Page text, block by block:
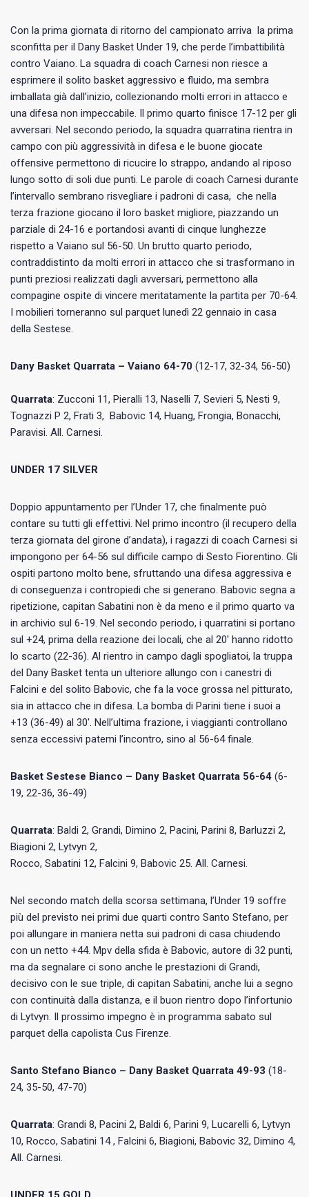
Con la prima giornata di ritorno del campionato arriva la prima
sconfitta per il Dany Basket Under 19, che perde l’imbattibilità
contro Vaiano. La squadra di coach Carnesi non riesce a
esprimere il solito basket aggressivo e fluido, ma sembra
imballata già dall’inizio, collezionando molti errori in attacco e
una difesa non impeccabile. Il primo quarto finisce 17-12 per gli
avversari. Nel secondo periodo, la squadra quarratina rientra in
campo con più aggressività in difesa e le buone giocate
offensive permettono di ricucire lo strappo, andando al riposo
lungo sotto di soli due punti. Le parole di coach Carnesi durante
l’intervallo sembrano risvegliare i padroni di casa, che nella
terza frazione giocano il loro basket migliore, piazzando un
parziale di 24-16 e portandosi avanti di cinque lunghezze
rispetto a Vaiano sul 56-50. Un brutto quarto periodo,
contraddistinto da molti errori in attacco che si trasformano in
punti preziosi realizzati dagli avversari, permettono alla
compagine ospite di vincere meritatamente la partita per 70-64.
I mobilieri torneranno sul parquet lunedì 22 gennaio in casa
della Sestese.
Dany Basket Quarrata – Vaiano 64-70 (12-17, 32-34, 56-50)
Quarrata: Zucconi 11, Pieralli 13, Naselli 7, Sevieri 5, Nesti 9,
Tognazzi P 2, Frati 3, Babovic 14, Huang, Frongia, Bonacchi,
Paravisi. All. Carnesi.
UNDER 17 SILVER
Doppio appuntamento per l’Under 17, che finalmente può
contare su tutti gli effettivi. Nel primo incontro (il recupero della
terza giornata del girone d’andata), i ragazzi di coach Carnesi si
impongono per 64-56 sul difficile campo di Sesto Fiorentino. Gli
ospiti partono molto bene, sfruttando una difesa aggressiva e
di conseguenza i contropiedi che si generano. Babovic segna a
ripetizione, capitan Sabatini non è da meno e il primo quarto va
in archivio sul 6-19. Nel secondo periodo, i quarratini si portano
sul +24, prima della reazione dei locali, che al 20′ hanno ridotto
lo scarto (22-36). Al rientro in campo dagli spogliatoi, la truppa
del Dany Basket tenta un ulteriore allungo con i canestri di
Falcini e del solito Babovic, che fa la voce grossa nel pitturato,
sia in attacco che in difesa. La bomba di Parini tiene i suoi a
+13 (36-49) al 30′. Nell’ultima frazione, i viaggianti controllano
senza eccessivi patemi l’incontro, sino al 56-64 finale.
Basket Sestese Bianco – Dany Basket Quarrata 56-64 (6-
19, 22-36, 36-49)
Quarrata: Baldi 2, Grandi, Dimino 2, Pacini, Parini 8, Barluzzi 2,
Biagioni 2, Lytvyn 2,
Rocco, Sabatini 12, Falcini 9, Babovic 25. All. Carnesi.
Nel secondo match della scorsa settimana, l’Under 19 soffre
più del previsto nei primi due quarti contro Santo Stefano, per
poi allungare in maniera netta sui padroni di casa chiudendo
con un netto +44. Mpv della sfida è Babovic, autore di 32 punti,
ma da segnalare ci sono anche le prestazioni di Grandi,
decisivo con le sue triple, di capitan Sabatini, anche lui a segno
con continuità dalla distanza, e il buon rientro dopo l’infortunio
di Lytvyn. Il prossimo impegno è in programma sabato sul
parquet della capolista Cus Firenze.
Santo Stefano Bianco – Dany Basket Quarrata 49-93 (18-
24, 35-50, 47-70)
Quarrata: Grandi 8, Pacini 2, Baldi 6, Parini 9, Lucarelli 6, Lytvyn
10, Rocco, Sabatini 14 , Falcini 6, Biagioni, Babovic 32, Dimino 4,
All. Carnesi.